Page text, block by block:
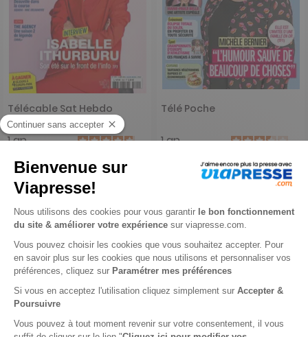
Télécable Sat Hebdo
1 an
119,60 €
78,97 € -34%
Ajouter au panier
Télé Poche
1 an
79,00 € -33%
Ajouter au panier